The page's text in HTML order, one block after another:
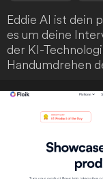
Eddie AI ist dein
es um deine
der KI-
Handumdrehen
bearbeiten. Du
anfordern,
gestalten und
Anschließend
ganz einfach als
Adobe, DaVinci